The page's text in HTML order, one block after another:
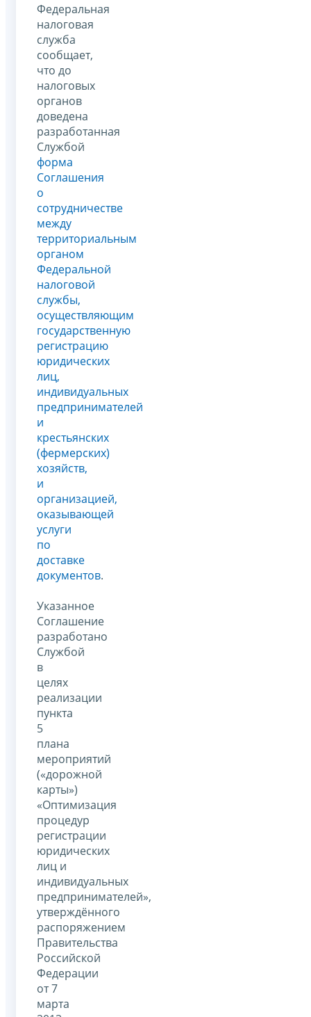
Федеральная
налоговая
служба
сообщает,
что до
налоговых
органов
доведена
разработанная
Службой
форма
Соглашения
о
сотрудничестве
между
территориальным
органом
Федеральной
налоговой
службы,
осуществляющим
государственную
регистрацию
юридических
лиц,
индивидуальных
предпринимателей
и
крестьянских
(фермерских)
хозяйств,
и
организацией,
оказывающей
услуги
по
доставке
документов.
Указанное
Соглашение
разработано
Службой
в
целях
реализации
пункта
5
плана
мероприятий
(«дорожной
карты»)
«Оптимизация
процедур
регистрации
юридических
лиц и
индивидуальных
предпринимателей»,
утверждённого
распоряжением
Правительства
Российской
Федерации
от 7
марта